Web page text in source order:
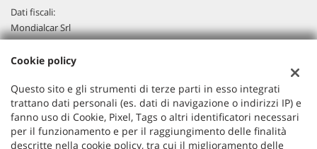
Dati fiscali:
Mondialcar Srl
C.da Tamarete,Zona Artigianale, Ortona (CH)
C.F/P.IVA:02288180694
Cookie policy
Questo sito e gli strumenti di terze parti in esso integrati
trattano dati personali (es. dati di navigazione o indirizzi IP) e
fanno uso di Cookie, Pixel, Tags o altri identificatori necessari
per il funzionamento e per il raggiungimento delle finalità
descritte nella cookie policy, tra cui il miglioramento delle